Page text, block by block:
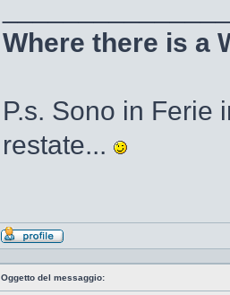
Where there is a
P.s. Sono in Ferie
restate...
Profilo
Oggetto del messaggio: